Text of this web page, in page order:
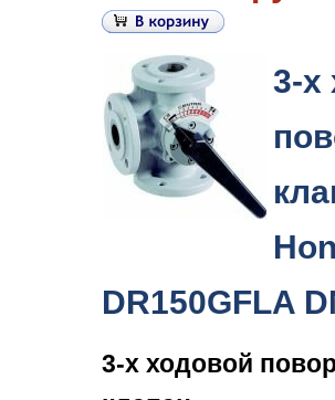
3-х
DR150GFLA
3-х ходовой